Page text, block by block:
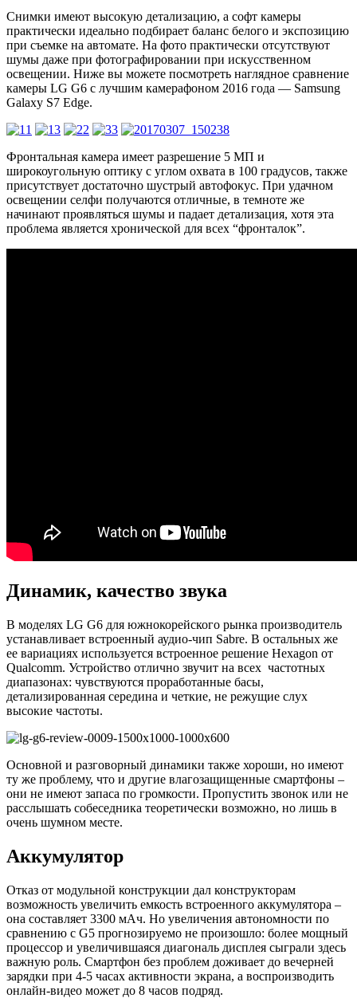
Снимки имеют высокую детализацию, а софт камеры
практически идеально подбирает баланс белого и экспозицию
при съемке на автомате. На фото практически отсутствуют
шумы даже при фотографировании при искусственном
освещении. Ниже вы можете посмотреть наглядное сравнение
камеры LG G6 c лучшим камерафоном 2016 года — Samsung
Galaxy S7 Edge.
Фронтальная камера имеет разрешение 5 МП и
широкоугольную оптику с углом охвата в 100 градусов, также
присутствует достаточно шустрый автофокус. При удачном
освещении селфи получаются отличные, в темноте же
начинают проявляться шумы и падает детализация, хотя эта
проблема является хронической для всех “фронталок”.
Динамик, качество звука
В моделях LG G6 для южнокорейского рынка производитель
устанавливает встроенный аудио-чип Sabrе. В остальных же
ее вариациях используется встроенное решение Hexagon от
Qualcomm. Устройство отлично звучит на всех частотных
диапазонах: чувствуются проработанные басы,
детализированная середина и четкие, не режущие слух
высокие частоты.
Основной и разговорный динамики также хороши, но имеют
ту же проблему, что и другие влагозащищенные смартфоны –
они не имеют запаса по громкости. Пропустить звонок или не
расслышать собеседника теоретически возможно, но лишь в
очень шумном месте.
Аккумулятор
Отказ от модульной конструкции дал конструкторам
возможность увеличить емкость встроенного аккумулятора –
она составляет 3300 мАч. Но увеличения автономности по
сравнению с G5 прогнозируемо не произошло: более мощный
процессор и увеличившаяся диагональ дисплея сыграли здесь
важную роль. Смартфон без проблем доживает до вечерней
зарядки при 4-5 часах активности экрана, а воспроизводить
онлайн-видео может до 8 часов подряд.